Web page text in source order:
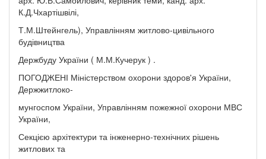
К.Д.Чхартішвілі,
Т.М.Штейнгель), Управлінням житлово-цивільного
будівництва
Держбуду України ( М.М.Кучерук ) .
ПОГОДЖЕНІ Міністерством охорони здоров'я України,
Держжитлоко-
мунгоспом України, Управлінням пожежної охорони МВС
України,
Секцією архітектури та інженерно-технічних рішень
житлових та